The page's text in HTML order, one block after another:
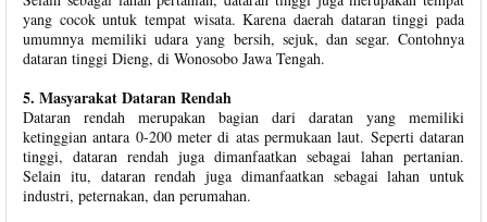
yang cocok untuk tempat wisata. Karena daerah dataran tinggi pada
umumnya memiliki udara yang bersih, sejuk, dan segar. Contohnya
dataran tinggi Dieng, di Wonosobo Jawa Tengah.
5. Masyarakat Dataran Rendah
Dataran rendah merupakan bagian dari daratan yang memiliki
ketinggian antara 0-200 meter di atas permukaan laut. Seperti dataran
tinggi, dataran rendah juga dimanfaatkan sebagai lahan pertanian.
Selain itu, dataran rendah juga dimanfaatkan sebagai lahan untuk
industri, peternakan, dan perumahan.